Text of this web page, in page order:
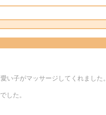
い子がマッサージしてくれました。
した。